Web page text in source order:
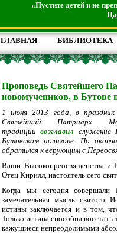
«Пустите детей и не
ГЛАВНАЯ БИБЛИОТЕКА
Проповедь Святейшего
новомучеников, в Бутове
1 июня 2013 года, в праздник
Святейший Патриарх
традициивозглавил служение
Бутовском полигоне. По
обратился к верующим с
Ваши Высокопреосвященства и
Отец Кирилл, настоятель сего
Когда мы сегодня
замечательная мысль святого
истины заключается и в том,
Только истина способна
кажущиеся непреодолимыми